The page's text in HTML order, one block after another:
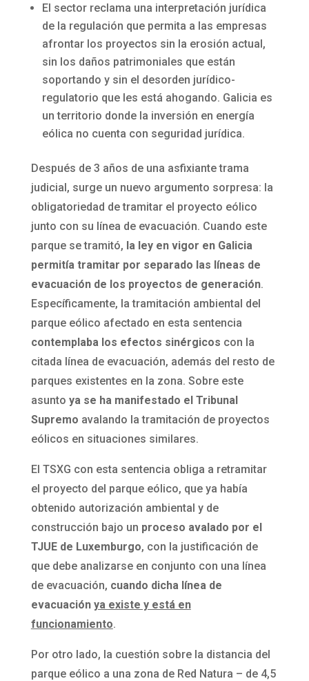
El sector reclama una interpretación jurídica
de la regulación que permita a las empresas
afrontar los proyectos sin la erosión actual,
sin los daños patrimoniales que están
soportando y sin el desorden jurídico-
regulatorio que les está ahogando. Galicia es
un territorio donde la inversión en energía
eólica no cuenta con seguridad jurídica.
Después de 3 años de una asfixiante trama
judicial, surge un nuevo argumento sorpresa: la
obligatoriedad de tramitar el proyecto eólico
junto con su línea de evacuación. Cuando este
parque se tramitó, la ley en vigor en Galicia
permitía tramitar por separado las líneas de
evacuación de los proyectos de generación.
Específicamente, la tramitación ambiental del
parque eólico afectado en esta sentencia
contemplaba los efectos sinérgicos con la
citada línea de evacuación, además del resto de
parques existentes en la zona. Sobre este
asunto ya se ha manifestado el Tribunal
Supremo avalando la tramitación de proyectos
eólicos en situaciones similares.
El TSXG con esta sentencia obliga a retramitar
el proyecto del parque eólico, que ya había
obtenido autorización ambiental y de
construcción bajo un proceso avalado por el
TJUE de Luxemburgo, con la justificación de
que debe analizarse en conjunto con una línea
de evacuación, cuando dicha línea de
evacuación ya existe y está en
funcionamiento.
Por otro lado, la cuestión sobre la distancia del
parque eólico a una zona de Red Natura – de 4,5